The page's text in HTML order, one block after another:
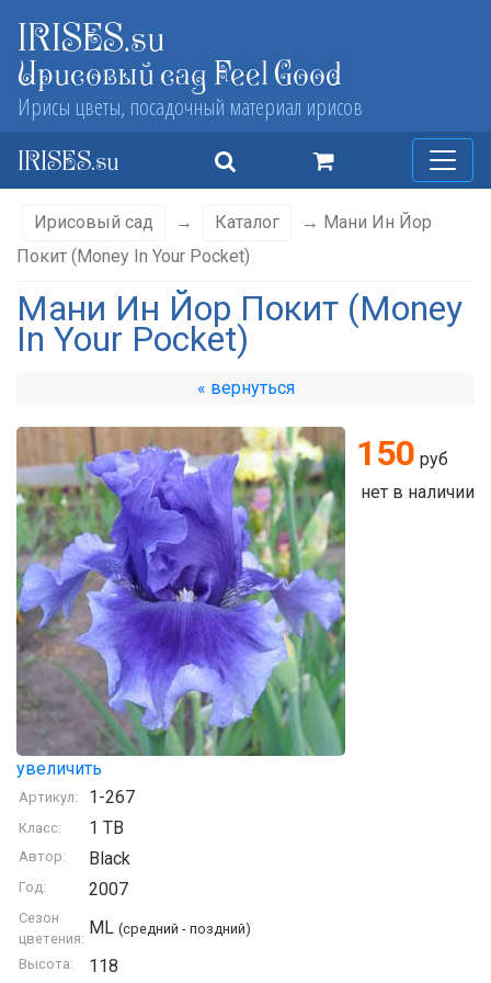
IRISES.su
Ирисовый сад Feel Good
Ирисы цветы, посадочный материал ирисов
IRISES.su
Ирисовый сад → Каталог
→ Мани Ин Йор
Покит (Money In Your Pocket)
Мани Ин Йор Покит (Money
In Your Pocket)
« вернуться
увеличить
150 руб
нет в наличии
Артикул: 1-267
Класс: 1 TB
Автор: Black
Год: 2007
Сезон
цветения:
ML (средний - поздний)
Высота: 118